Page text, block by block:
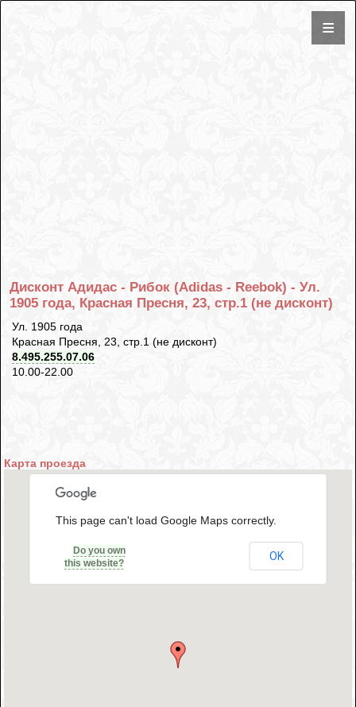
Дисконт Адидас - Рибок (Adidas - Reebok) - Ул.
1905 года, Красная Пресня, 23, стр.1 (не дисконт)
Ул. 1905 года
Красная Пресня, 23, стр.1 (не дисконт)
8.495.255.07.06
10.00-22.00
Карта проезда
This page can't load Google Maps correctly.
Do you own
this website?
OK